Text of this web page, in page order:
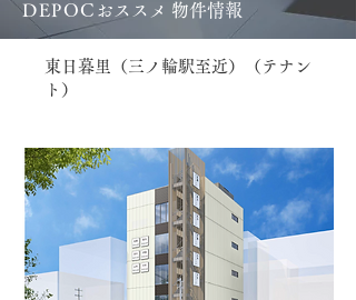
DEPOC おススメ 物件情報
東日暮里（三ノ輪駅至近）（テナン
ト）